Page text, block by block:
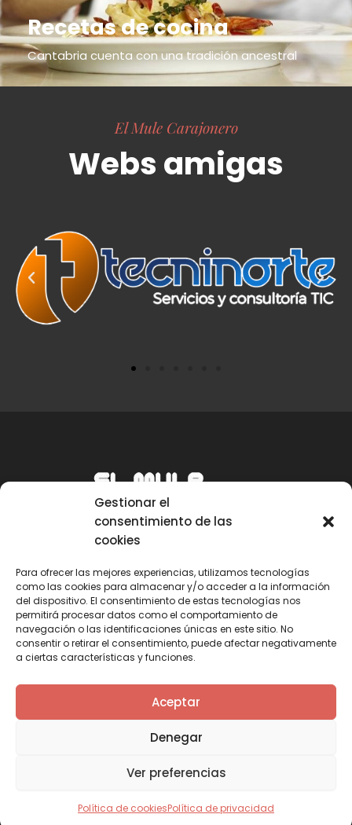
Gestionar el
consentimiento de las
cookies
Para ofrecer las mejores experiencias, utilizamos tecnologías
como las cookies para almacenar y/o acceder a la información
del dispositivo. El consentimiento de estas tecnologías nos
permitirá procesar datos como el comportamiento de
navegación o las identificaciones únicas en este sitio. No
consentir o retirar el consentimiento, puede afectar negativamente
a ciertas características y funciones.
Aceptar
Denegar
Ver preferencias
Política de cookiesPolítica de privacidad
Recetas de cocina
Cantabria cuenta con una tradición ancestral
El Mule Carajonero
Webs amigas
Email
mule@mulecarajonero.com
Síguenos en redes sociales
a
k
T
w
i
t
e
Y
o
u
t
b
n
a